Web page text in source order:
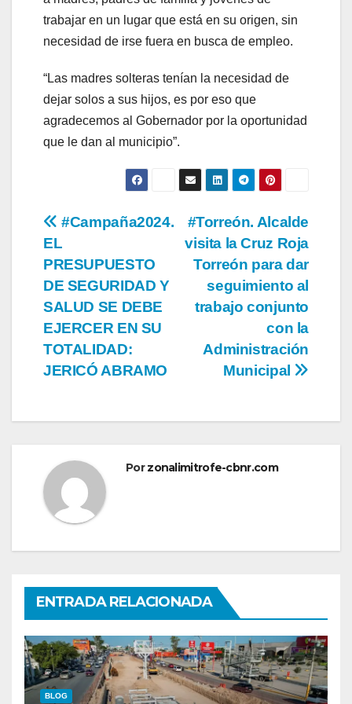
trabajar en un lugar que está en su origen, sin
necesidad de irse fuera en busca de empleo.
“Las madres solteras tenían la necesidad de
dejar solos a sus hijos, es por eso que
agradecemos al Gobernador por la oportunidad
que le dan al municipio”.
Navegación
de
entradas
#Torreón. Alcalde
visita la Cruz Roja
Torreón para dar
seguimiento al
trabajo conjunto
con la
Administración
Municipal
#Campaña2024.
EL
PRESUPUESTO
DE SEGURIDAD Y
SALUD SE DEBE
EJERCER EN SU
TOTALIDAD:
JERICÓ ABRAMO
Porzonalimitrofe-cbnr.com
ENTRADA RELACIONADA
BLOG